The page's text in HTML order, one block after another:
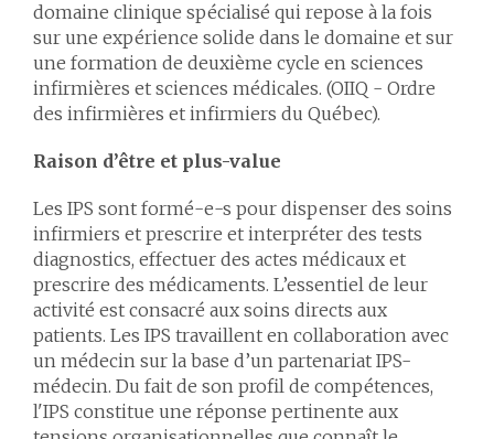
domaine clinique spécialisé qui repose à la fois
sur une expérience solide dans le domaine et sur
une formation de deuxième cycle en sciences
infirmières et sciences médicales. (OIIQ - Ordre
des infirmières et infirmiers du Québec).
Raison d’être et plus-value
Les IPS sont formé-e-s pour dispenser des soins
infirmiers et prescrire et interpréter des tests
diagnostics, effectuer des actes médicaux et
prescrire des médicaments. L’essentiel de leur
activité est consacré aux soins directs aux
patients. Les IPS travaillent en collaboration avec
un médecin sur la base d’un partenariat IPS-
médecin. Du fait de son profil de compétences,
l'IPS constitue une réponse pertinente aux